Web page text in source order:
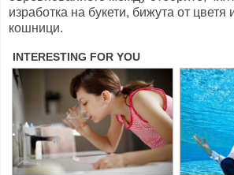
изработка на букети, бижута от
кошници.